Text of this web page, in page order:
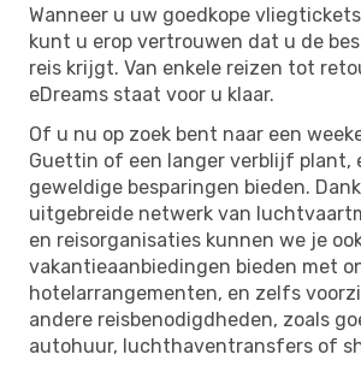
Wanneer u uw goedkope
kunt u erop vertrouwen dat u de
reis krijgt. Van enkele reizen tot
eDreams staat voor u klaar.
Of u nu op zoek bent naar een
Guettin of een langer verblijf plant,
geweldige besparingen bieden.
uitgebreide netwerk van
en reisorganisaties kunnen we je
vakantieaanbiedingen bieden met
hotelarrangementen, en zelfs
andere reisbenodigdheden, zoals
autohuur, luchthaventransfers of